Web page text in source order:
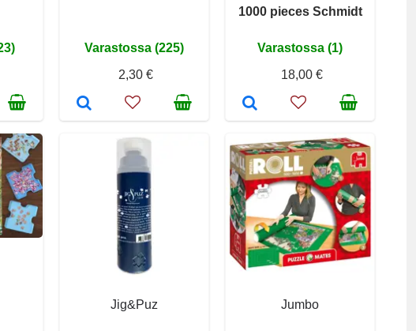
Varastossa (225)
2,30 €
1000 pieces Schmidt
Varastossa (1)
18,00 €
Jig&Puz Jumbo